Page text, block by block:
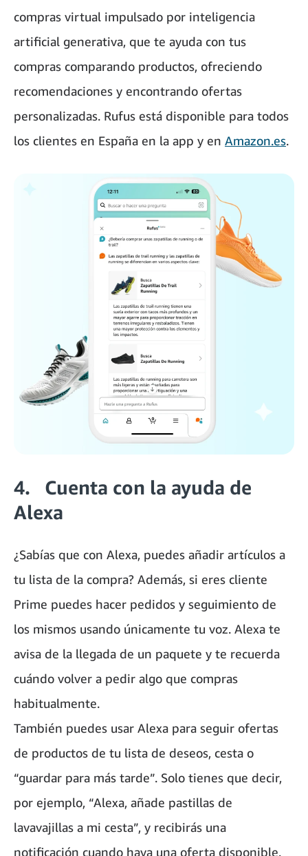
compras virtual impulsado por inteligencia
artificial generativa, que te ayuda con tus
compras comparando productos, ofreciendo
recomendaciones y encontrando ofertas
personalizadas. Rufus está disponible para todos
los clientes en España en la app y en Amazon.es.
4. Cuenta con la ayuda de
Alexa
¿Sabías que con Alexa, puedes añadir artículos a
tu lista de la compra? Además, si eres cliente
Prime puedes hacer pedidos y seguimiento de
los mismos usando únicamente tu voz. Alexa te
avisa de la llegada de un paquete y te recuerda
cuándo volver a pedir algo que compras
habitualmente.
También puedes usar Alexa para seguir ofertas
de productos de tu lista de deseos, cesta o
“guardar para más tarde”. Solo tienes que decir,
por ejemplo, “Alexa, añade pastillas de
lavavajillas a mi cesta”, y recibirás una
notificación cuando haya una oferta disponible.